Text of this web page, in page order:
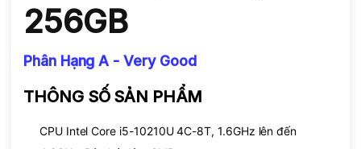
256GB
Phân Hạng A - Very Good
THÔNG SỐ SẢN PHẨM
CPU Intel Core i5-10210U 4C-8T, 1.6GHz lên đến